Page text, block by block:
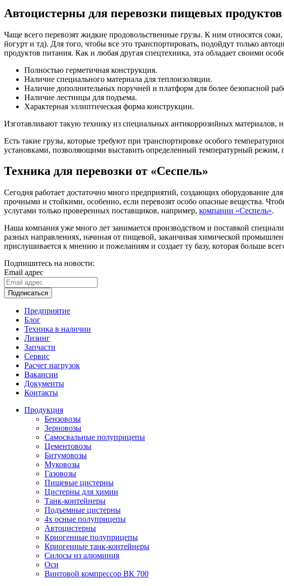
Автоцистерны для перевозки пищевых продуктов
Чаще всего перевозят жидкие продовольственные грузы. К ним относятся
йогурт и тд). Для того, чтобы все это транспортировать, подойдут только
продуктов питания. Как и любая другая спецтехника, эта обладает своими
Полностью герметичная конструкция.
Наличие специального материала для теплоизоляции.
Наличие дополнительных поручней и платформ для более безопасной
Наличие лестницы для подъема.
Характерная эллиптическая форма конструкции.
Изготавливают такую технику из специальных антикоррозийных
Есть такие грузы, которые требуют при транспортировке особого
установками, позволяющими выставить определенный температурный режим,
Техника для перевозки от «Сеспель»
Сегодня работает достаточно много предприятий, создающих оборудование
прочными и стойкими, особенно, если перевозят особо опасные вещества.
услугами только проверенных поставщиков, например, компании «Сеспель».
Наша компания уже много лет занимается производством и поставкой
разных направлениях, начиная от пищевой, заканчивая химической
прислушивается к мнению и пожеланиям и создает ту базу, которая больше
Подпишитесь на новости:
Email адрес
Подписаться
Предприятие
Блог
Техника в наличии
Лизинг
Запчасти
Сервис
Расчет нагрузок
Вакансии
Документы
Контакты
Продукция
Бензовозы
Зерновозы
Самосвальные полуприцепы
Цементовозы
Битумовозы
Муковозы
Газовозы
Пищевые цистерны
Цистерны для химии
Танк-контейнеры
Подъемные цистерны
4х осные полуприцепы
Автоцистерны
Криогенные полуприцепы
Криогенные танк-контейнеры
Силосы из алюминия
Оси
Винтовой компрессор ВК 700